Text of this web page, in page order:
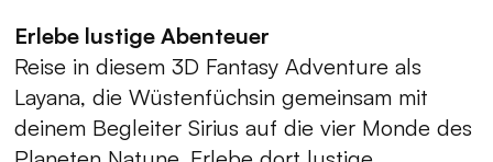
Erlebe lustige Abenteuer
Reise in diesem 3D Fantasy Adventure als
Layana, die Wüstenfüchsin gemeinsam mit
deinem Begleiter Sirius auf die vier Monde des